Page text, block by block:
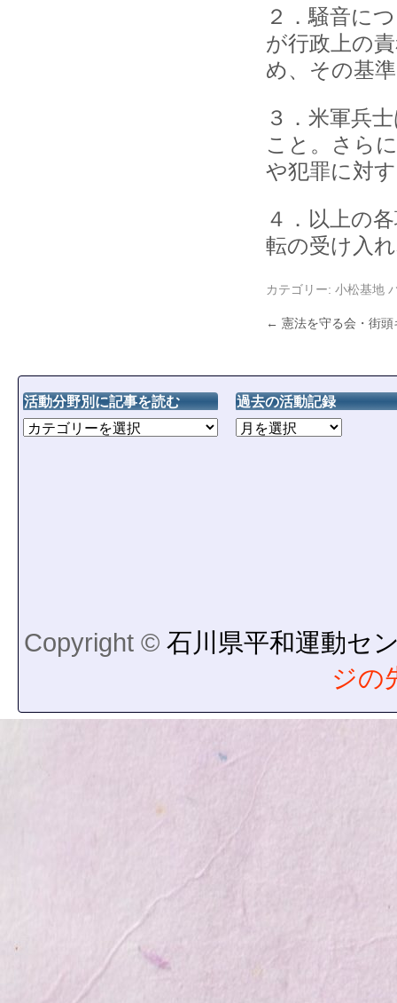
２．騒音に
が行政上の
め、その基
３．米軍兵
こと。さら
や犯罪に対
４．以上の
転の受け入
カテゴリー: 小松基地
← 憲法を守る会・街
活動分野別に記事を読む 過去の活動記録
Copyright © 石川県平和運動セ
ジの